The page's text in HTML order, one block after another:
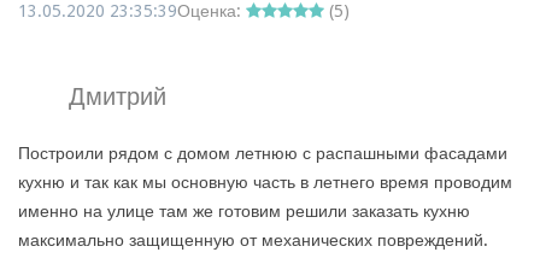
13.05.2020 23:35:39Оценка: (5)
Дмитрий
Построили рядом с домом летнюю с распашными фасадами
кухню и так как мы основную часть в летнего время проводим
именно на улице там же готовим решили заказать кухню
максимально защищенную от механических повреждений.